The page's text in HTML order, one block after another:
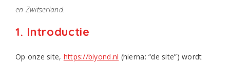
en Zwitserland.
1. Introductie
Op onze site, https://biyond.nl (hierna: “de site”) wordt